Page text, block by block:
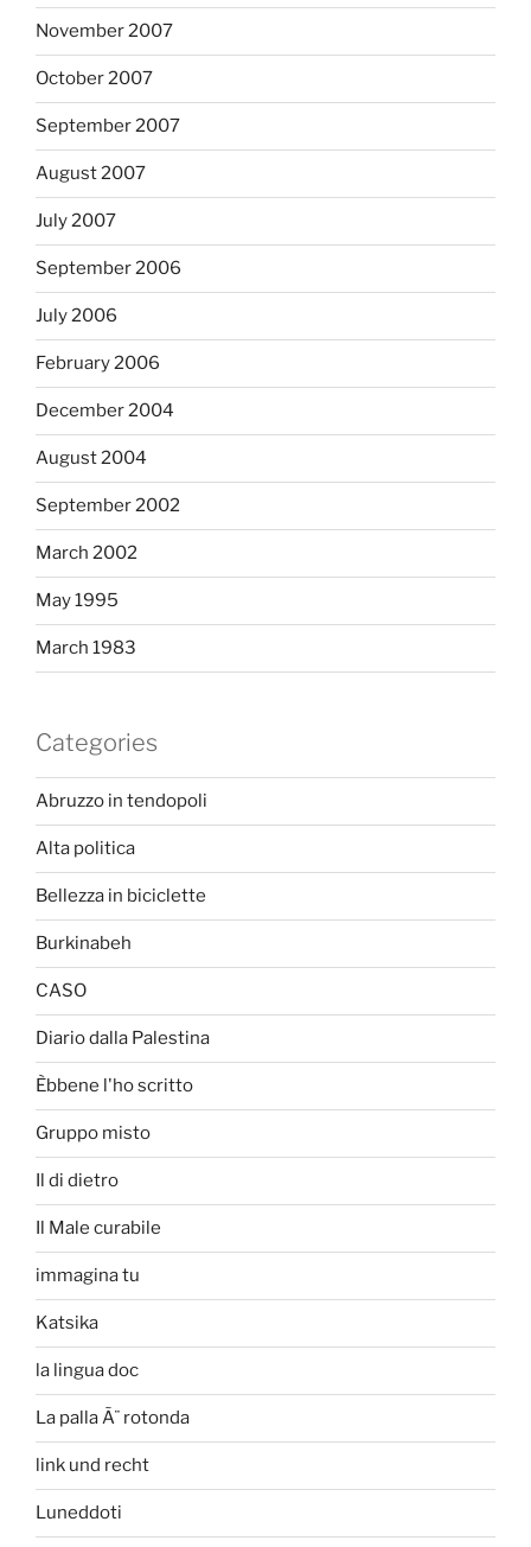
November 2007
October 2007
September 2007
August 2007
July 2007
September 2006
July 2006
February 2006
December 2004
August 2004
September 2002
March 2002
May 1995
March 1983
Categories
Abruzzo in tendopoli
Alta politica
Bellezza in biciclette
Burkinabeh
CASO
Diario dalla Palestina
Èbbene l'ho scritto
Gruppo misto
Il di dietro
Il Male curabile
immagina tu
Katsika
la lingua doc
La palla Ã¨ rotonda
link und recht
Luneddoti